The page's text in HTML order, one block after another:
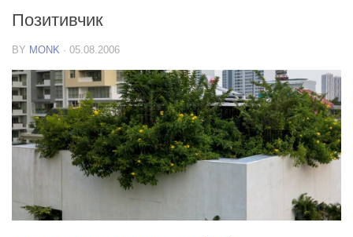
Позитивчик
BY MONK · 05.08.2006